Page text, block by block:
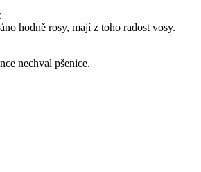
hodně rosy, mají z toho radost vosy.
nechval pšenice.